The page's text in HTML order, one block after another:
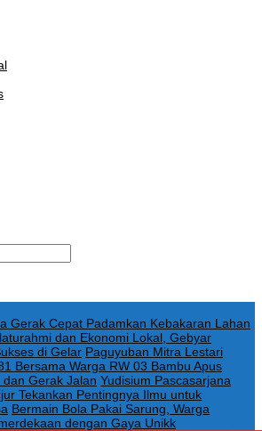
Gerak Cepat Padamkan Kebakaran Lahan
dan Ekonomi Lokal, Gebyar
di Gelar Paguyuban Mitra Lestari
Bersama Warga RW 03 Bambu Apus
Gerak Jalan Yudisium Pascasarjana
Tekankan Pentingnya Ilmu untuk
Bermain Bola Pakai Sarung, Warga
dengan Gaya Unikk